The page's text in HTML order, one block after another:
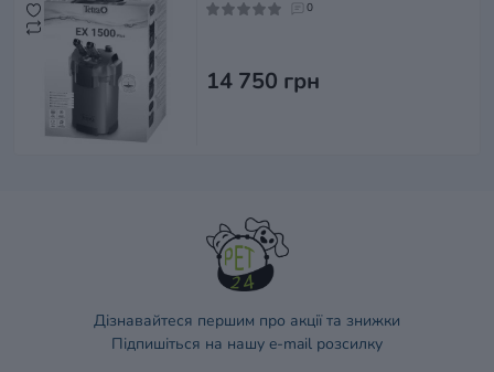
0
14 750 грн
Дізнавайтеся першим про акції та знижки
Підпишіться на нашу e-mail розсилку